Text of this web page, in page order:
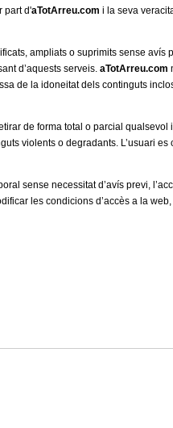
part d'aTotArreu.com i la seva
ampliats o suprimits sense avís
d’aquests serveis. aTotArreu.com
de la idoneitat dels continguts
de forma total o parcial
violents o degradants. L’usuari
sense necessitat d’avís previ,
les condicions d’accès a la